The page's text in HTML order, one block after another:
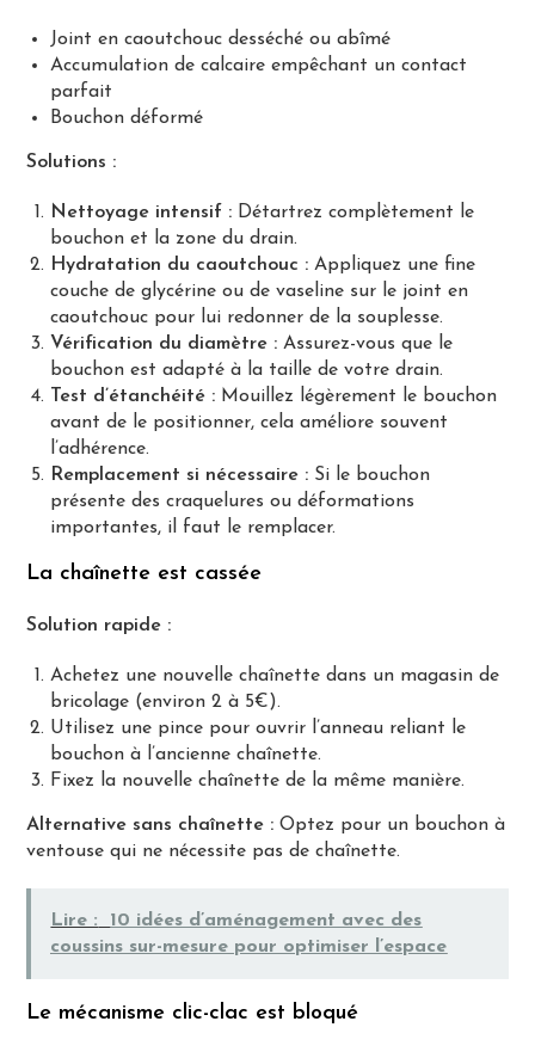
Joint en caoutchouc desséché ou abîmé
Accumulation de calcaire empêchant un contact
parfait
Bouchon déformé
Solutions :
Nettoyage intensif : Détartrez complètement le
bouchon et la zone du drain.
Hydratation du caoutchouc : Appliquez une fine
couche de glycérine ou de vaseline sur le joint en
caoutchouc pour lui redonner de la souplesse.
Vérification du diamètre : Assurez-vous que le
bouchon est adapté à la taille de votre drain.
Test d’étanchéité : Mouillez légèrement le bouchon
avant de le positionner, cela améliore souvent
l’adhérence.
Remplacement si nécessaire : Si le bouchon
présente des craquelures ou déformations
importantes, il faut le remplacer.
La chaînette est cassée
Solution rapide :
Achetez une nouvelle chaînette dans un magasin de
bricolage (environ 2 à 5€).
Utilisez une pince pour ouvrir l’anneau reliant le
bouchon à l’ancienne chaînette.
Fixez la nouvelle chaînette de la même manière.
Alternative sans chaînette : Optez pour un bouchon à
ventouse qui ne nécessite pas de chaînette.
Lire :
10 idées d’aménagement avec des
coussins sur-mesure pour optimiser l’espace
Le mécanisme clic-clac est bloqué